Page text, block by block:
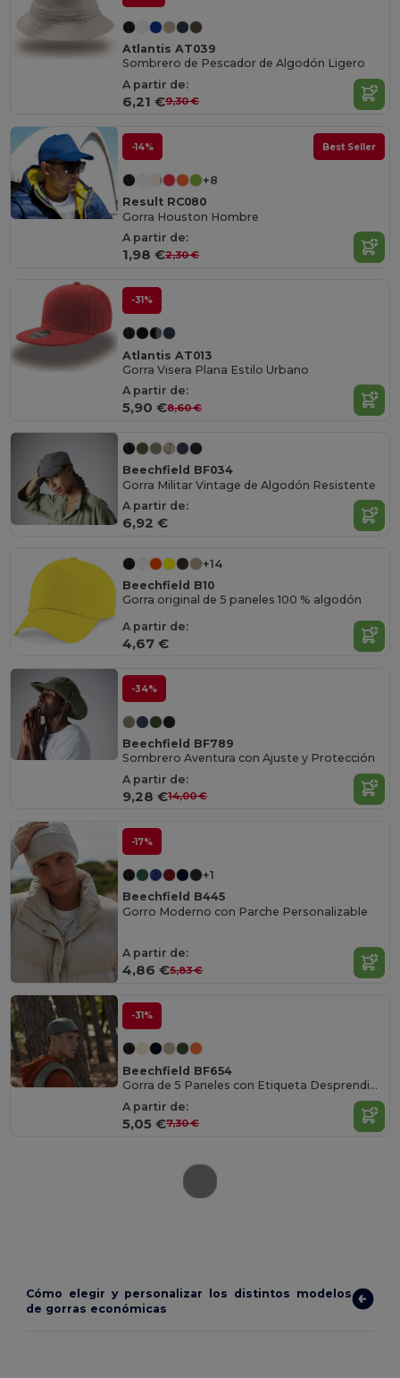
Atlantis AT039
Sombrero de Pescador de Algodón Ligero
A partir de:
6,21 €9,30 €
-14% Best Seller
+8
Result RC080
Gorra Houston Hombre
A partir de:
1,98 €2,30 €
-31%
Atlantis AT013
Gorra Visera Plana Estilo Urbano
A partir de:
5,90 €8,60 €
Beechfield BF034
Gorra Militar Vintage de Algodón Resistente
A partir de:
6,92 €
+14
Beechfield B10
Gorra original de 5 paneles 100 % algodón
A partir de:
4,67 €
-34%
Beechfield BF789
Sombrero Aventura con Ajuste y Protección
A partir de:
9,28 €14,00 €
-17%
+1
Beechfield B445
Gorro Moderno con Parche Personalizable
A partir de:
4,86 €5,83 €
-31%
Beechfield BF654
Gorra de 5 Paneles con Etiqueta Desprendible
A partir de:
5,05 €7,30 €
Cómo elegir y personalizar los distintos modelos
de gorras económicas